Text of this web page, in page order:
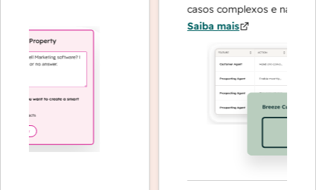
casos complexos e na
Saiba mais